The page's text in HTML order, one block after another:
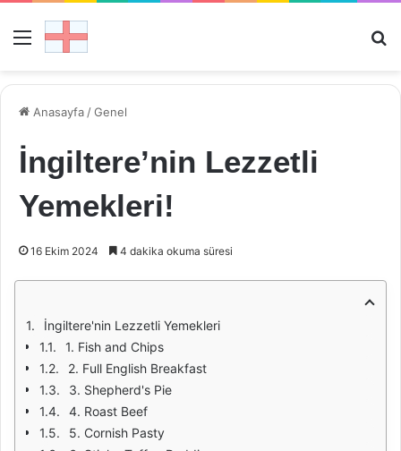
Menü
Anasayfa /Genel
İngiltere’nin Lezzetli
Yemekleri!
16 Ekim 2024 4 dakika okuma süresi
İngiltere'nin Lezzetli Yemekleri
1. Fish and Chips
2. Full English Breakfast
3. Shepherd's Pie
4. Roast Beef
5. Cornish Pasty